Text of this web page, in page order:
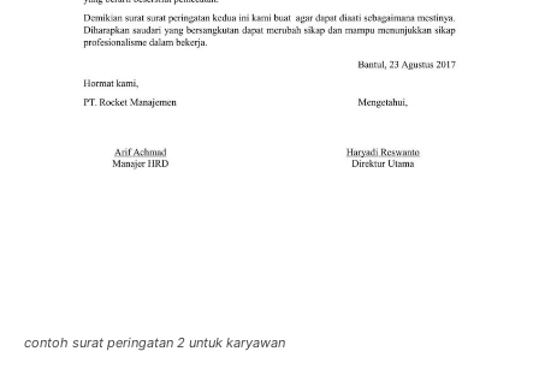
contoh surat peringatan 2 untuk karyawan